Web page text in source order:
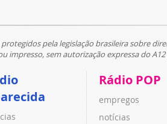
pela legislação brasileira sobre
sem autorização expressa do
Rádio POP
empregos
notícias